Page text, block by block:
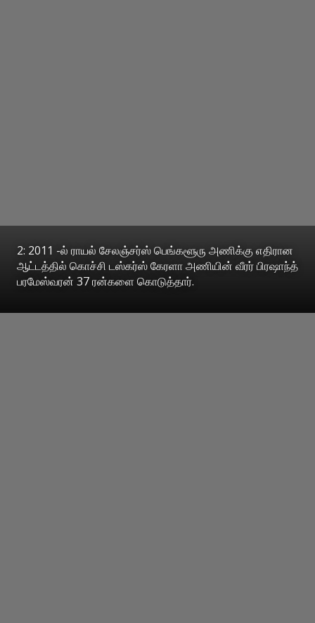
2: 2011 -ல் ராயல் சேலஞ்சர்ஸ் பெங்களூரு அணிக்கு எதிரான
ஆட்டத்தில் கொச்சி டஸ்கர்ஸ் கேரளா அணியின் வீரர் பிரஷாந்த்
பரமேஸ்வரன் 37 ரன்களை கொடுத்தார்.